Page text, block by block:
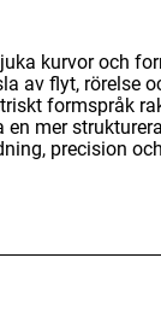
kurvor och
av flyt, rörelse
formspråk
en mer
precision